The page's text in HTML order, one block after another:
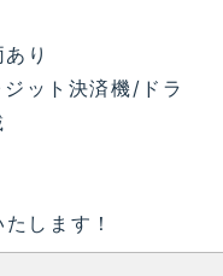
り
ット決済機/ドラ
します！